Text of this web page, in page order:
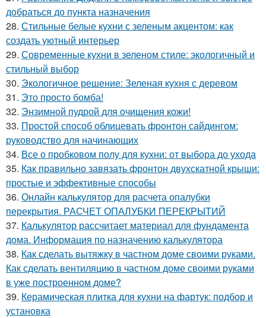
добраться до пункта назначения
28. Стильные белые кухни с зеленым акцентом: как
создать уютный интерьер
29. Современные кухни в зеленом стиле: экологичный и
стильный выбор
30. Экологичное решение: Зеленая кухня с деревом
31. Это просто бомба!
32. Энзимной пудрой для очищения кожи!
33. Простой способ облицевать фронтон сайдингом:
руководство для начинающих
34. Все о пробковом полу для кухни: от выбора до ухода
35. Как правильно завязать фронтон двухскатной крыши:
простые и эффективные способы
36. Онлайн калькулятор для расчета опалубки
перекрытия. РАСЧЕТ ОПАЛУБКИ ПЕРЕКРЫТИЙ
37. Калькулятор рассчитает материал для фундамента
дома. Информация по назначению калькулятора
38. Как сделать вытяжку в частном доме своими руками.
Как сделать вентиляцию в частном доме своими руками
в уже построенном доме?
39. Керамическая плитка для кухни на фартук: подбор и
установка